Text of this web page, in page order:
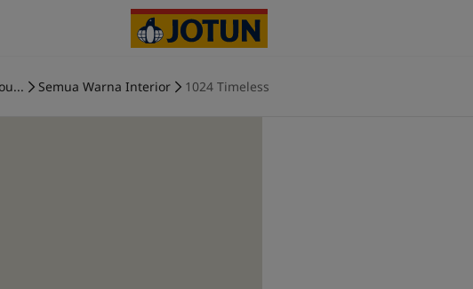
Semua Warna Interior 1024 Timeless